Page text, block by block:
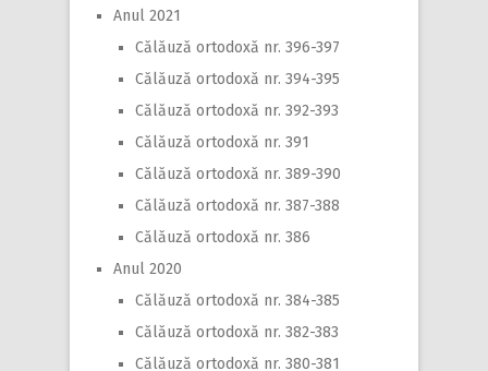
Anul 2021
Călăuză ortodoxă nr. 396-397
Călăuză ortodoxă nr. 394-395
Călăuză ortodoxă nr. 392-393
Călăuză ortodoxă nr. 391
Călăuză ortodoxă nr. 389-390
Călăuză ortodoxă nr. 387-388
Călăuză ortodoxă nr. 386
Anul 2020
Călăuză ortodoxă nr. 384-385
Călăuză ortodoxă nr. 382-383
Călăuză ortodoxă nr. 380-381